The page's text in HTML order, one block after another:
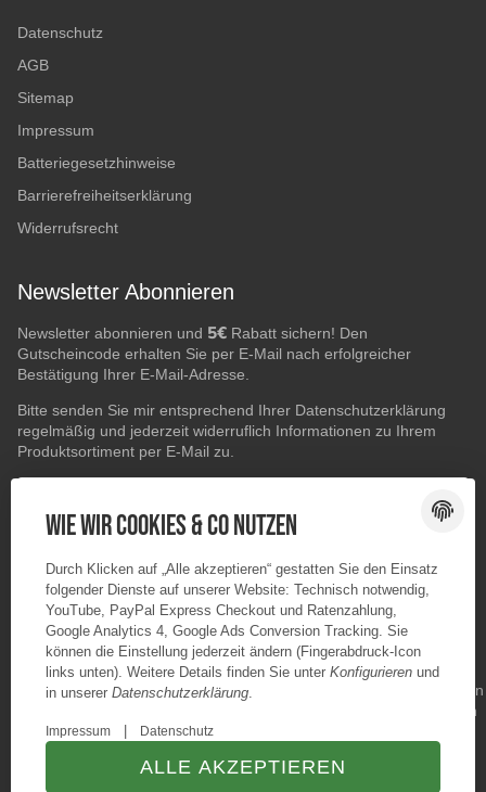
Datenschutz
AGB
Sitemap
Impressum
Batteriegesetzhinweise
Barrierefreiheitserklärung
Widerrufsrecht
Newsletter Abonnieren
Newsletter abonnieren und 5€ Rabatt sichern! Den
Gutscheincode erhalten Sie per E-Mail nach erfolgreicher
Bestätigung Ihrer E-Mail-Adresse.
Bitte senden Sie mir entsprechend Ihrer Datenschutzerklärung
regelmäßig und jederzeit widerruflich Informationen zu Ihrem
Produktsortiment per E-Mail zu.
ABONNIEREN
Wie wir Cookies & Co nutzen
Durch Klicken auf „Alle akzeptieren“ gestatten Sie den Einsatz
folgender Dienste auf unserer Website: Technisch notwendig,
YouTube, PayPal Express Checkout und Ratenzahlung,
Google Analytics 4, Google Ads Conversion Tracking. Sie
können die Einstellung jederzeit ändern (Fingerabdruck-Icon
links unten). Weitere Details finden Sie unter Konfigurieren und
in unserer Datenschutzerklärung.
Impressum Datenschutz
ALLE AKZEPTIEREN